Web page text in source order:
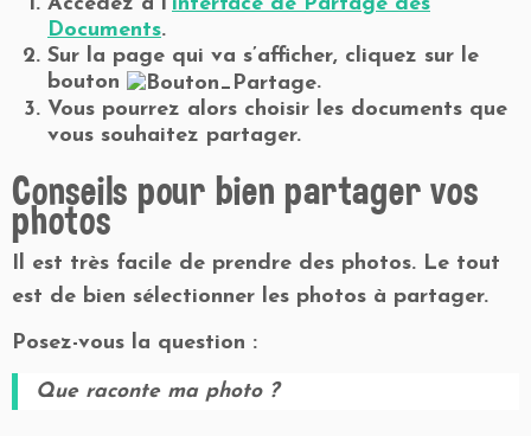
Documents.
Sur la page qui va s’afficher, cliquez sur le
bouton
.
Vous pourrez alors choisir les documents que
vous souhaitez partager.
Conseils pour bien partager vos
photos
Il est très facile de prendre des photos. Le tout
est de bien sélectionner les photos à partager.
Posez-vous la question :
Que raconte ma photo ?